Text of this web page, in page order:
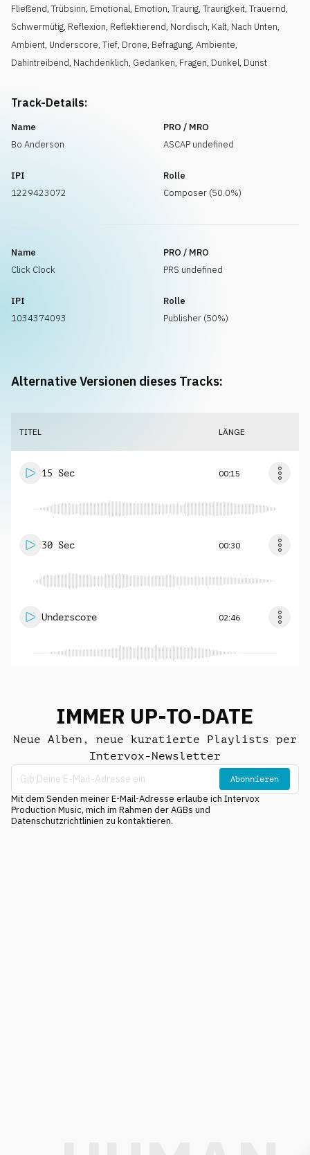
Fließend, Trübsinn, Emotional, Emotion, Traurig, Traurigkeit, Trauernd,
Schwermütig, Reflexion, Reflektierend, Nordisch, Kalt, Nach Unten,
Ambient, Underscore, Tief, Drone, Befragung, Ambiente,
Dahintreibend, Nachdenklich, Gedanken, Fragen, Dunkel, Dunst
Track-Details:
Name
Bo Anderson
PRO / MRO
ASCAP undefined
IPI
1229423072
Rolle
Composer (50.0%)
Name
Click Clock
PRO / MRO
PRS undefined
IPI
1034374093
Rolle
Publisher (50%)
Alternative Versionen dieses Tracks:
TITEL LÄNGE
15 Sec 00:15
30 Sec 00:30
Underscore 02:46
IMMER UP-TO-DATE
Neue Alben, neue kuratierte Playlists per
Intervox-Newsletter
Abonnieren
Mit dem Senden meiner E-Mail-Adresse erlaube ich Intervox
Production Music, mich im Rahmen der AGBs und
Datenschutzrichtlinien zu kontaktieren.